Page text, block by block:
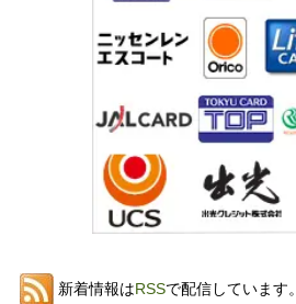
新着情報はRSSで配信しています。